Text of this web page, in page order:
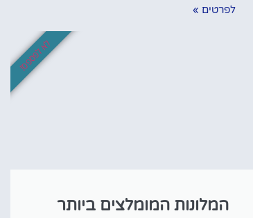
לפרטים »
המלונות המומלצים ביותר
לא לפספס!